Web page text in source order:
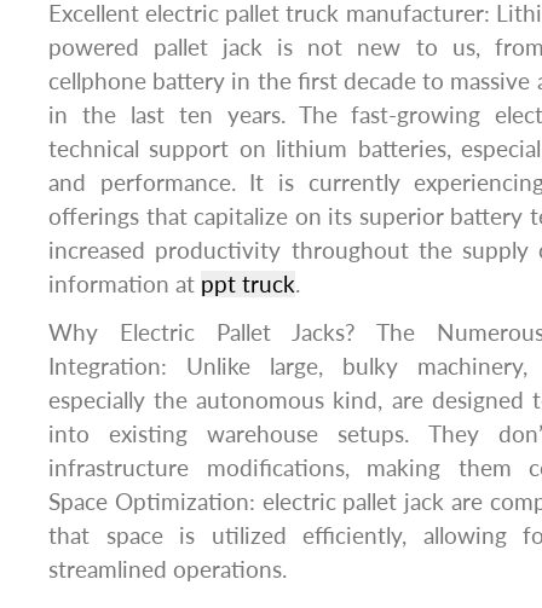
Excellent electric pallet truck manufacturer:
powered pallet jack is not new to us,
cellphone battery in the first decade to massive
in the last ten years. The fast-growing
technical support on lithium batteries,
and performance. It is currently
offerings that capitalize on its superior battery
increased productivity throughout the supply
information at ppt truck.
Why Electric Pallet Jacks? The
Integration: Unlike large, bulky
especially the autonomous kind, are designed
into existing warehouse setups. They
infrastructure modifications, making them
Space Optimization: electric pallet jack are
that space is utilized efficiently, allowing
streamlined operations.